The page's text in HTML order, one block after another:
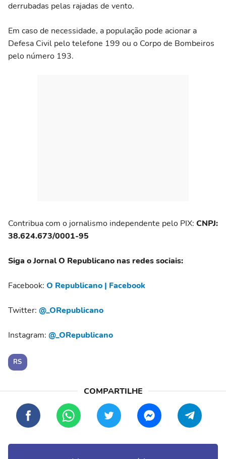
derrubadas pelas rajadas de vento.
Em caso de necessidade, a população pode acionar a
Defesa Civil pelo telefone 199 ou o Corpo de Bombeiros
pelo número 193.
Contribua com o jornalismo independente pelo PIX: CNPJ:
38.624.673/0001-95
Siga o Jornal O Republicano nas redes sociais:
Facebook: O Republicano | Facebook
Twitter: @_ORepublicano
Instagram: @_ORepublicano
RS